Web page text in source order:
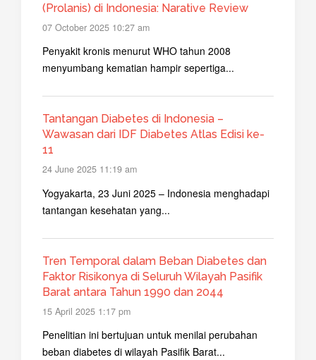
(Prolanis) di Indonesia: Narative Review
07 October 2025 10:27 am
Penyakit kronis menurut WHO tahun 2008
menyumbang kematian hampir sepertiga...
Tantangan Diabetes di Indonesia –
Wawasan dari IDF Diabetes Atlas Edisi ke-
11
24 June 2025 11:19 am
Yogyakarta, 23 Juni 2025 – Indonesia menghadapi
tantangan kesehatan yang...
Tren Temporal dalam Beban Diabetes dan
Faktor Risikonya di Seluruh Wilayah Pasifik
Barat antara Tahun 1990 dan 2044
15 April 2025 1:17 pm
Penelitian ini bertujuan untuk menilai perubahan
beban diabetes di wilayah Pasifik Barat...